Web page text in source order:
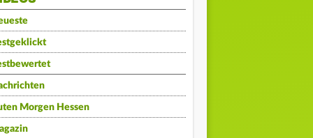
Morgen Hessen